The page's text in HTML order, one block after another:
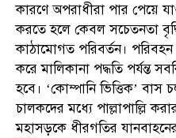
কারণে অপরাধীরা পার পেয়ে
করতে হলে কেবল সচেতনতা
কাঠামোগত পরিবর্তন।
করে মালিকানা পদ্ধতি পর্যন্ত
হবে। ‘কোম্পানি ভিত্তিক’ বাস
চালকদের মধ্যে পাল্লাপাল্লি
মহাসড়কে ধীরগতির